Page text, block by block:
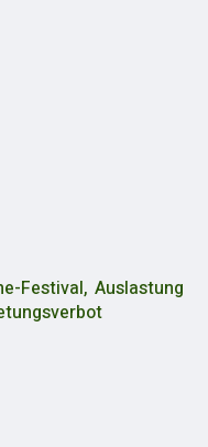
Festival, Auslastung